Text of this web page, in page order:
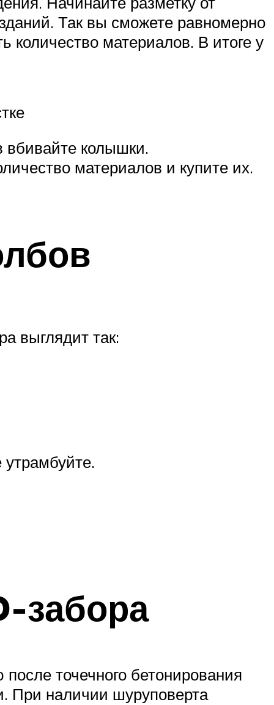
Так вы сможете равномерно
количество материалов. В итоге у
вбивайте колышки.
материалов и купите их.
выглядит так:
забора
точечного бетонирования
При наличии шуруповерта